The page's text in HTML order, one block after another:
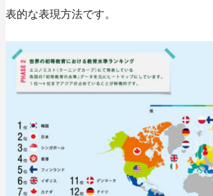
表的な表現方法です。